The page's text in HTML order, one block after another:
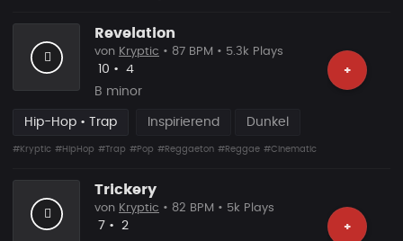
Revelation
+
von Kryptic • 87 BPM • 5.3k Plays
Likes
10 • Vorgeschlagen
4
B minor
Hip-Hop • Trap Inspirierend Dunkel
#Kryptic #HipHop #Trap #Pop #Reggaeton #Reggae #Cinematic
Trickery
+
von Kryptic • 82 BPM • 5k Plays
Likes
7 • Vorgeschlagen
2